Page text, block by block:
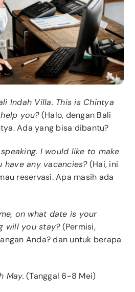
Indah Villa. This is Chintya
you?(Halo, dengan Bali
Ada yang bisa dibantu?
I would like to make
have any vacancies?(Hai, ini
reservasi. Apa masih ada
on what date is your
will you stay?(Permisi,
Anda? dan untuk berapa
May. (Tanggal 6-8 Mei)